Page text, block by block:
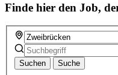
Finde hier den Job,
Suchen Suche